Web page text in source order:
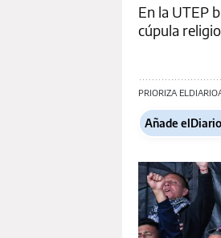
En la UTEP
cúpula
PRIORIZA
Añade